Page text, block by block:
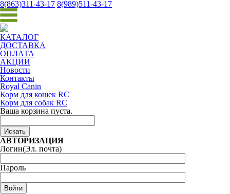
8(863)311-43-17 8(989)511-43-17
КАТАЛОГ
ДОСТАВКА
ОПЛАТА
АКЦИИ
Новости
Контакты
Royal Canin
Корм для кошек RC
Корм для собак RC
Ваша корзина пуста.
АВТОРИЗАЦИЯ
Логин(Эл. почта)
Пароль